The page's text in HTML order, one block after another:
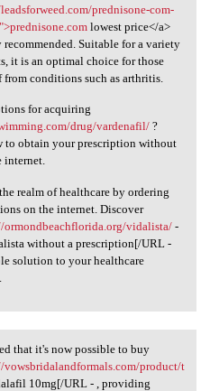
prednisone-com-
lowest price</a>
Suitable for a variety
it is an optimal choice for those
from conditions such as arthritis.
for acquiring
drug/vardenafil/?
to obtain your prescription without
internet.
realm of healthcare by ordering
on the internet. Discover
ormondbeachflorida.org/vidalista/-
without a prescription[/URL -
solution to your healthcare
that it's now
that it's now possible to buy
vowsbridalandformals.com/product/t
10mg[/URL - , providing